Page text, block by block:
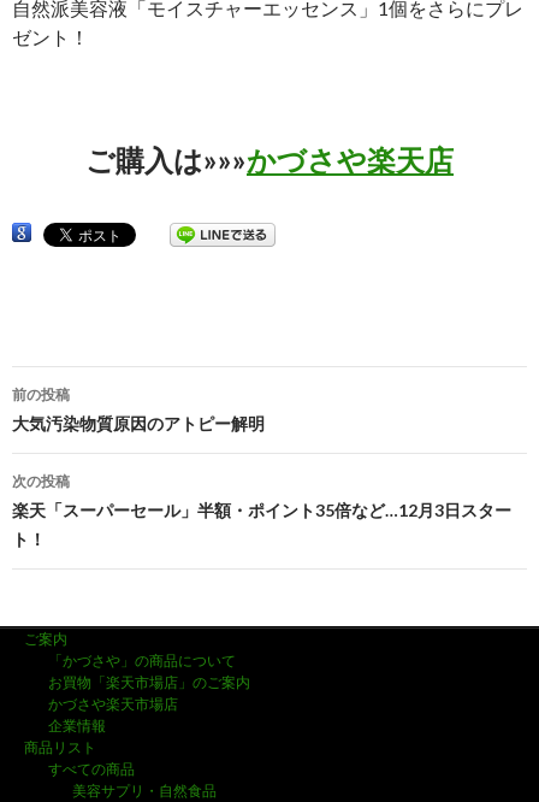
自然派美容液「モイスチャーエッセンス」1個をさらにプレ
ゼント！
ご購入は»»»かづさや楽天店
投
稿
ナ
ビ
ー
ン
前の投稿
大気汚染物質原因のアトピー解明
次の投稿
楽天「スーパーセール」半額・ポイント35倍など…12月3日スター
ト！
ご案内
「かづさや」の商品について
お買物「楽天市場店」のご案内
かづさや楽天市場店
企業情報
商品リスト
すべての商品
美容サプリ・自然食品